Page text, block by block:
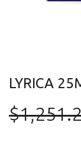
LYRICA
$